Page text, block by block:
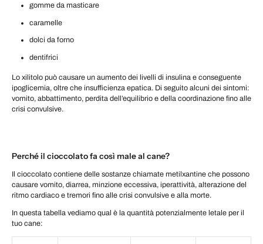
gomme da masticare
caramelle
dolci da forno
dentifrici
Lo xilitolo può causare un aumento dei livelli di insulina e conseguente
ipoglicemia, oltre che insufficienza epatica. Di seguito alcuni dei sintomi:
vomito, abbattimento, perdita dell’equilibrio e della coordinazione fino alle
crisi convulsive.
Perché il cioccolato fa così male al cane?
Il cioccolato ​​contiene delle sostanze chiamate metilxantine che possono
causare vomito, diarrea, minzione eccessiva, iperattività, alterazione del
ritmo cardiaco e tremori fino alle crisi convulsive e alla morte.
In questa tabella vediamo qual è la quantità potenzialmente letale per il
tuo cane: